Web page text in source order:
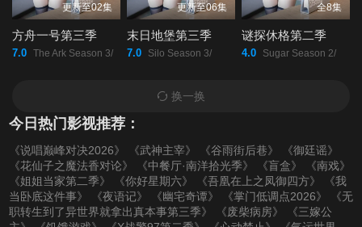
更新至02集
方舟一号第三季
7.0 The Ark Season 3/
更新至06集
末日地堡第三季
7.0 Silo Season 3/
全8集
谜探休格第二季
4.0 Sugar Season 2/
换一换
今日热门影视推荐：
《说唱巅峰对决2026》 《武神主宰》 《谷雨街后巷》
《御廷谣》
《花仙子之魔法香对论》
《中餐厅·南洋拾光季》 《盲盒》
《南戏》
《姐姐当家第二季》
《你好星期六》 《吾凰在上之凤御四方》
《我
当卧底这件事》
《夜语记》 《幽宅奇谭》 《掌门低调点2026》
《无
职转生到了异世界就拿出真本事第三季》
《废柴病房》
《三嫁公